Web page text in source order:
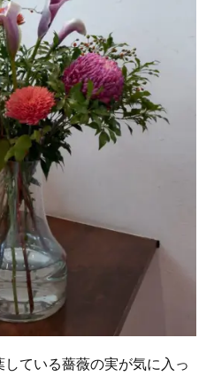
ている薔薇の実が気に入っ